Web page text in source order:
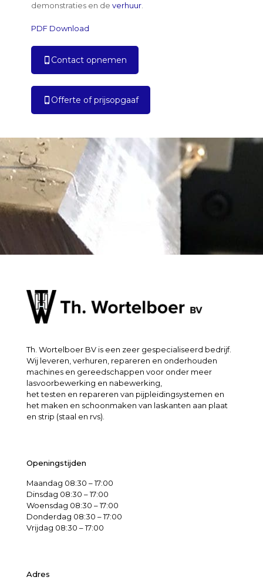
demonstraties en de verhuur.
PDF Download
Contact opnemen
Offerte of prijsopgaaf
Th. Wortelboer BV is een zeer gespecialiseerd bedrijf.
Wij leveren, verhuren, repareren en onderhouden
machines en gereedschappen voor onder meer
lasvoorbewerking en nabewerking,
het testen en repareren van pijpleidingsystemen en
het maken en schoonmaken van laskanten aan plaat
en strip (staal en rvs).
Openingstijden
Maandag 08:30 – 17:00
Dinsdag 08:30 – 17:00
Woensdag 08:30 – 17:00
Donderdag 08:30 – 17:00
Vrijdag 08:30 – 17:00
Adres